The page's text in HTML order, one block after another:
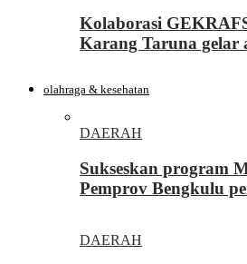
Kolaborasi
Karang Taruna
olahraga & kesehatan
DAERAH
Sukseskan program
Pemprov Bengkulu
DAERAH